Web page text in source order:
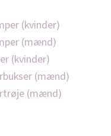
(kvinder)
(mænd)
(kvinder)
(mænd)
(mænd)